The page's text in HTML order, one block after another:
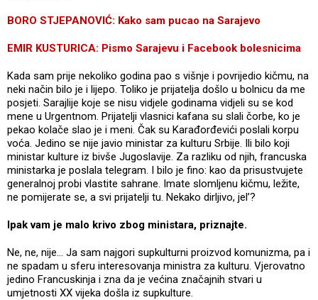
BORO STJEPANOVIĆ: Kako sam pucao na Sarajevo
EMIR KUSTURICA: Pismo Sarajevu i Facebook bolesnicima
Kada sam prije nekoliko godina pao s višnje i povrijedio kičmu, na
neki način bilo je i lijepo. Toliko je prijatelja došlo u bolnicu da me
posjeti. Sarajlije koje se nisu vidjele godinama vidjeli su se kod
mene u Urgentnom. Prijatelji vlasnici kafana su slali čorbe, ko je
pekao kolače slao je i meni. Čak su Karađorđevići poslali korpu
voća. Jedino se nije javio ministar za kulturu Srbije. Ili bilo koji
ministar kulture iz bivše Jugoslavije. Za razliku od njih, francuska
ministarka je poslala telegram. I bilo je fino: kao da prisustvujete
generalnoj probi vlastite sahrane. Imate slomljenu kičmu, ležite,
ne pomijerate se, a svi prijatelji tu. Nekako dirljivo, jel’?
Ipak vam je malo krivo zbog ministara, priznajte.
Ne, ne, nije... Ja sam najgori supkulturni proizvod komunizma, pa i
ne spadam u sferu interesovanja ministra za kulturu. Vjerovatno
jedino Francuskinja i zna da je većina značajnih stvari u
umjetnosti XX vijeka došla iz supkulture.